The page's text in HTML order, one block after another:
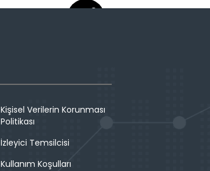
Kişisel Verilerin Korunması
Politikası
İzleyici Temsilcisi
Kullanım Koşulları